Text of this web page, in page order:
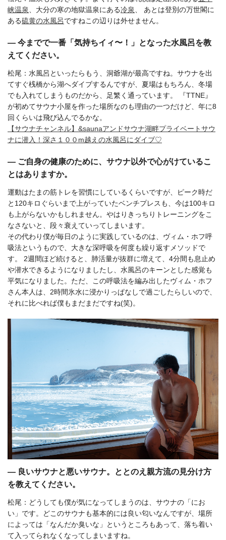
峡温泉、大分の寒の地獄温泉にある冷泉、 あとは登別の万世閣に
ある硫黄の水風呂ですねこの辺りは外せません。
― 今までで一番「気持ちイィ〜！」となった水風呂を教
えてください。
松尾：水風呂といったらもう、洞爺湖が最高ですね。サウナを出
てすぐ桟橋から湖へダイブするんですが、夏場はもちろん、冬場
でも入れてしまうものだから、足繁く通っています。 『TTNE』
が初めてサウナ小屋を作った場所なのも理由の一つだけど、年に8
回くらいは飛び込んでるかな。
【サウナチャンネル】&saunaアンドサウナ湖畔プライベートサウ
ナに潜入！深さ１００m越えの水風呂にダイブ♡
― ご自身の健康のために、サウナ以外で心がけているこ
とはありますか。
運動はたまの筋トレを習慣にしているくらいですが、ピーク時だ
と120キロぐらいまで上がっていたベンチプレスも、今は100キロ
も上がらないかもしれません。やはりきっちりトレーニングをこ
なさないと、段々衰えていってしまいます。
その代わり僕が毎日のように実践しているのは、ヴィム・ホフ呼
吸法というもので、大きな深呼吸を何度も繰り返すメソッドで
す。 2週間ほど続けると、肺活量が抜群に増えて、4分間も息止め
や潜水できるようになりましたし、水風呂のキーンとした感覚も
平気になりました。ただ、この呼吸法を編み出したヴィム・ホフ
さん本人は、2時間氷水に浸かりっぱなしで過ごしたらしいので、
それに比べれば僕もまだまだですね(笑)。
― 良いサウナと悪いサウナ。ととのえ親方流の見分け方
を教えてください。
松尾：どうしても僕が気になってしまうのは、サウナの「にお
い」です。どこのサウナも基本的には良い匂いなんですが、場所
によっては「なんだか臭いな」というところもあって、落ち着い
て入ってられなくなってしまいますね。